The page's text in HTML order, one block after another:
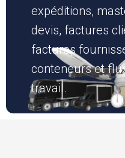
expéditions,
devis, factures
factures
conteneurs et
travail.